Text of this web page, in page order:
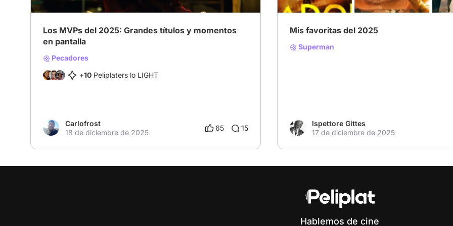
Los MVPs del 2025: Grandes títulos y momentos
en pantalla
Pecadores
+10 Peliplaters lo LIGHT
Carlofrost
18 de diciembre de 2025
65 15
Mis favoritas del 2025
Superman
Ispettore Gittes
17 de diciembre de 2025
Hablemos de cine